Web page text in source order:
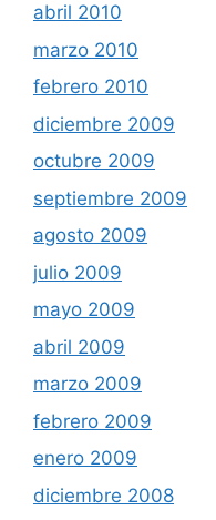
abril 2010
marzo 2010
febrero 2010
diciembre 2009
octubre 2009
septiembre 2009
agosto 2009
julio 2009
mayo 2009
abril 2009
marzo 2009
febrero 2009
enero 2009
diciembre 2008